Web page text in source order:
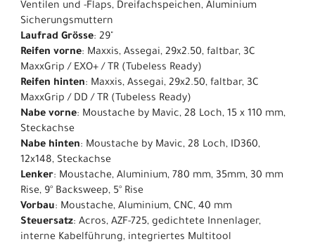
Ventilen und -Flaps, Dreifachspeichen, Aluminium
Sicherungsmuttern
Laufrad Grösse: 29"
Reifen vorne: Maxxis, Assegai, 29x2.50, faltbar, 3C
MaxxGrip / EXO+ / TR (Tubeless Ready)
Reifen hinten: Maxxis, Assegai, 29x2.50, faltbar, 3C
MaxxGrip / DD / TR (Tubeless Ready)
Nabe vorne: Moustache by Mavic, 28 Loch, 15 x 110 mm,
Steckachse
Nabe hinten: Moustache by Mavic, 28 Loch, ID360,
12x148, Steckachse
Lenker: Moustache, Aluminium, 780 mm, 35mm, 30 mm
Rise, 9° Backsweep, 5° Rise
Vorbau: Moustache, Aluminium, CNC, 40 mm
Steuersatz: Acros, AZF-725, gedichtete Innenlager,
interne Kabelführung, integriertes Multitool